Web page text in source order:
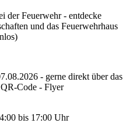
der Feuerwehr - entdecke
und das Feuerwehrhaus
- gerne direkt über das
Code - Flyer
bis 17:00 Uhr